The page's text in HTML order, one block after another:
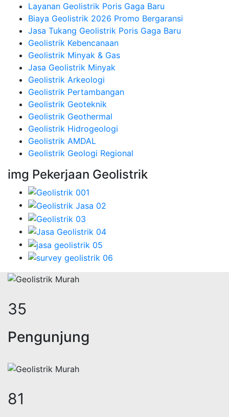
Layanan Geolistrik Poris Gaga Baru
Biaya Geolistrik 2026 Promo Bergaransi
Jasa Tukang Geolistrik Poris Gaga Baru
Geolistrik Kebencanaan
Geolistrik Minyak & Gas
Jasa Geolistrik Minyak
Geolistrik Arkeologi
Geolistrik Pertambangan
Geolistrik Geoteknik
Geolistrik Geothermal
Geolistrik Hidrogeologi
Geolistrik AMDAL
Geolistrik Geologi Regional
img Pekerjaan Geolistrik
46
Pengunjung
104